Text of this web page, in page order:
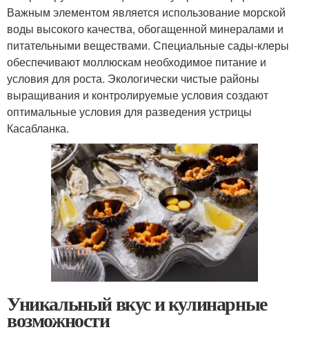
Важным элементом является использование морской
воды высокого качества, обогащенной минералами и
питательными веществами. Специальные сады-клеры
обеспечивают моллюскам необходимое питание и
условия для роста. Экологически чистые районы
выращивания и контролируемые условия создают
оптимальные условия для разведения устрицы
Касабланка.
Уникальный вкус и кулинарные
возможности